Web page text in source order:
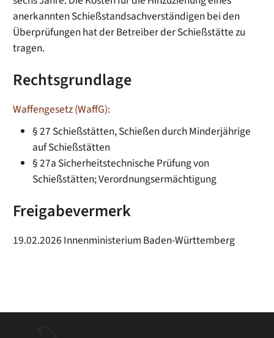
anerkannten Schießstandsachverständigen bei den
Überprüfungen hat der Betreiber der Schießstätte zu
tragen.
Rechtsgrundlage
Waffengesetz (WaffG):
§ 27 Schießstätten, Schießen durch Minderjährige
auf Schießstätten
§ 27a Sicherheitstechnische Prüfung von
Schießstätten; Verordnungsermächtigung
Freigabevermerk
19.02.2026 Innenministerium Baden-Württemberg